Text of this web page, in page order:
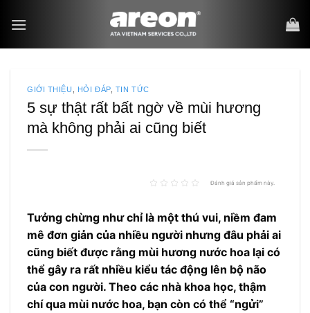
qua
GIỚI THIỆU HỎI ĐÁP, TIN TỨC
5 sự thật rất bất ngờ về mùi hương
mà không phải ai cũng biết
Đánh giá sản phẩm này.
Tưởng chừng như chỉ là một thú vui, niềm đam
mê đơn giản của nhiều người nhưng đâu phải ai
cũng biết được rằng mùi hương nước hoa lại có
thể gây ra rất nhiều kiểu tác động lên bộ não
của con người. Theo các nhà khoa học, thậm
chíqua mùi nước hoa, bạn còn có thể “ngửi”